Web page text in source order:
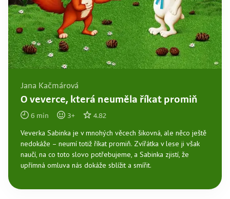
Jana Kačmárová
O veverce, která neuměla říkat promiň
6 min 3+ 4.82
Veverka Sabinka je v mnohých věcech šikovná, ale něco ještě
nedokáže – neumí totiž říkat promiň. Zvířátka v lese ji však
naučí, na co toto slovo potřebujeme, a Sabinka zjistí, že
upřímná omluva nás dokáže sblížit a smířit.